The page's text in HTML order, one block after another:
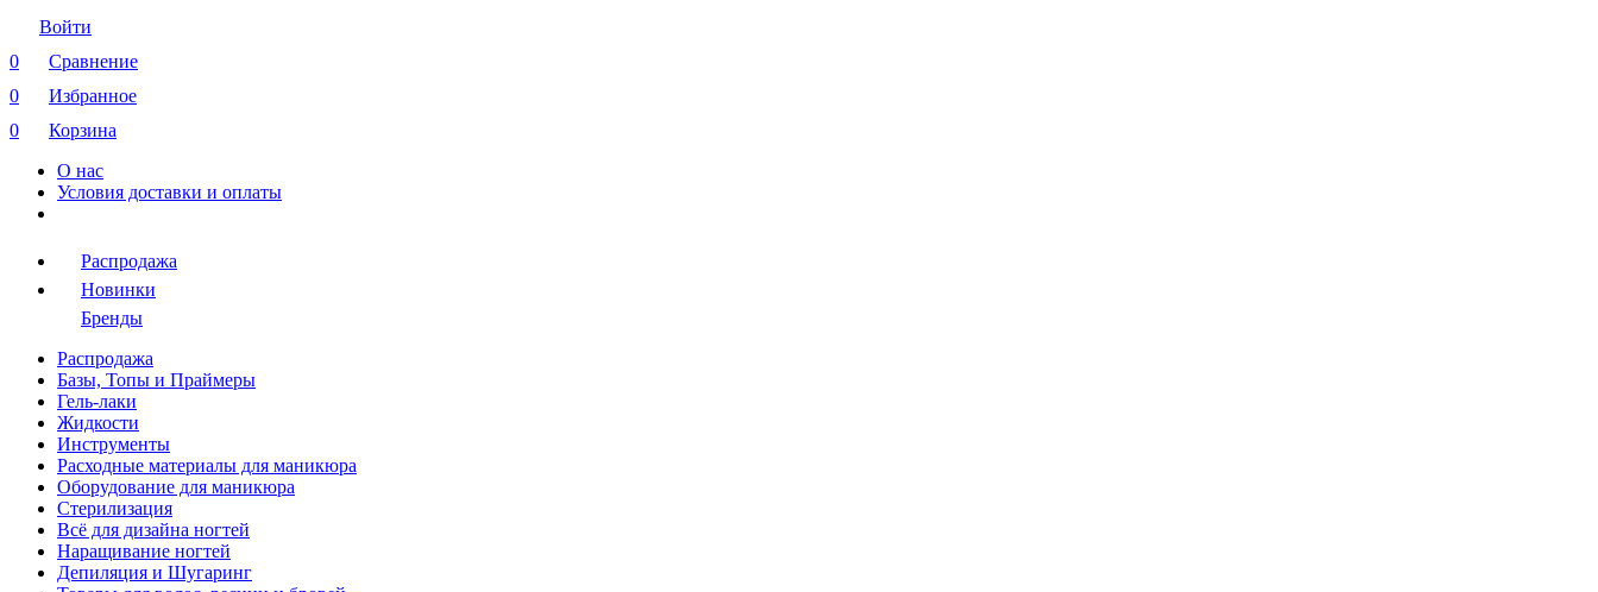
Войти
0
Сравнение
0
Избранное
0
Корзина
О нас
Условия доставки и оплаты
Распродажа
Новинки
Бренды
Распродажа
Базы, Топы и Праймеры
Гель-лаки
Жидкости
Инструменты
Расходные материалы для маникюра
Оборудование для маникюра
Стерилизация
Всё для дизайна ногтей
Наращивание ногтей
Депиляция и Шугаринг